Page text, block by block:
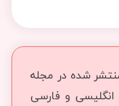
شده در مجله
انگلیسی و فارسی